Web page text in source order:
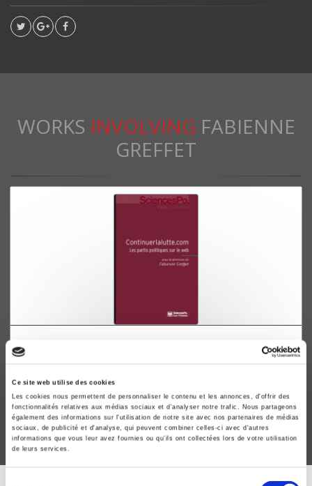
Ce site web utilise des cookies
Les cookies nous permettent de personnaliser le contenu et les annonces, d'offrir des
fonctionnalités relatives aux médias sociaux et d'analyser notre trafic. Nous partageons
également des informations sur l'utilisation de notre site avec nos partenaires de médias
sociaux, de publicité et d'analyse, qui peuvent combiner celles-ci avec d'autres
informations que vous leur avez fournies ou qu'ils ont collectées lors de votre utilisation
de leurs services.
WORKS INVOLVING FABIENNE
GREFFET
Continuerlalutte.com
Les partis politiques sur le web
Fabienne Greffet